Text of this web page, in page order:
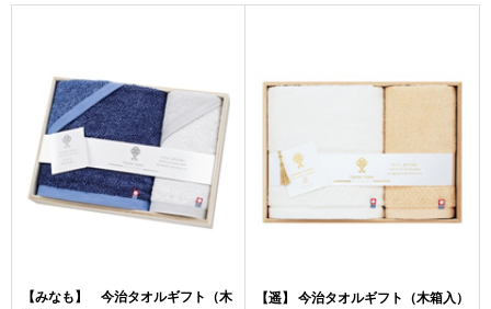
【みなも】 今治タオルギフト（木
【遥】 今治タオルギフト（木箱入）